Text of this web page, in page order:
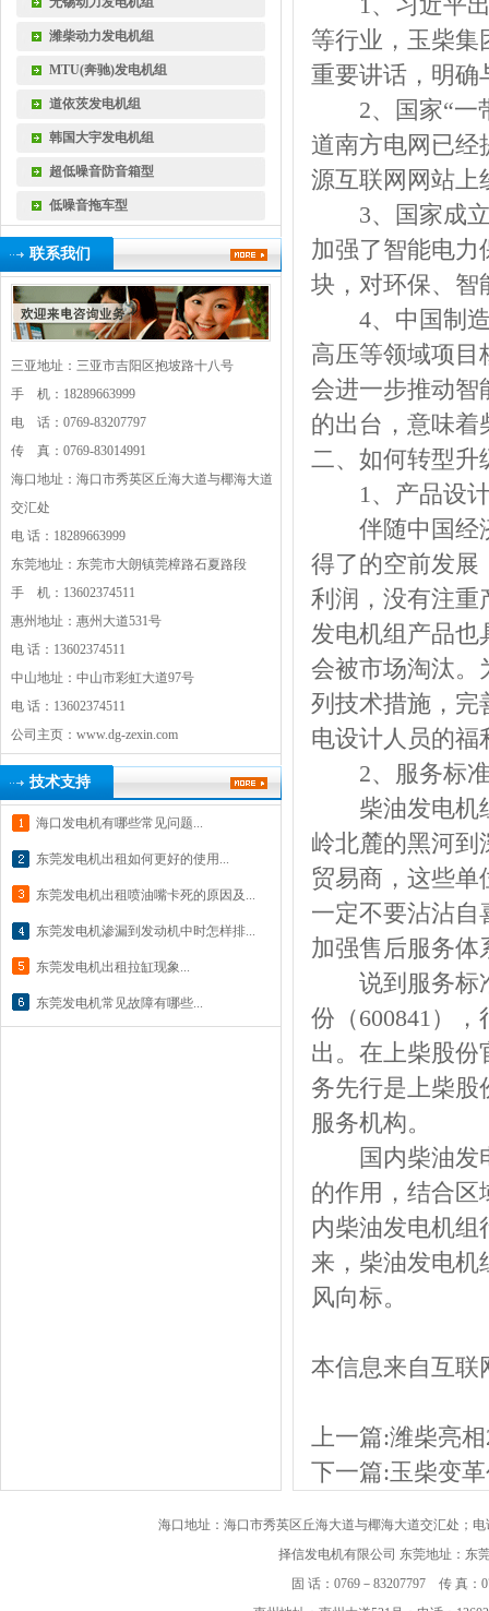
潍柴动力发电机组
MTU(奔驰)发电机组
道依茨发电机组
韩国大宇发电机组
超低噪音防音箱型
低噪音拖车型
联系我们
三亚地址：三亚市吉阳区抱坡路十八号
手 机：18289663999
电 话：0769-83207797
传 真：0769-83014991
海口地址：海口市秀英区丘海大道与椰海大道
交汇处
电 话：18289663999
东莞地址：东莞市大朗镇莞樟路石夏路段
手 机：13602374511
惠州地址：惠州大道531号
电 话：13602374511
中山地址：中山市彩虹大道97号
电 话：13602374511
公司主页： www.dg-zexin.com
技术支持
海口发电机有哪些常见问题...
东莞发电机出租如何更好的使用...
东莞发电机出租喷油嘴卡死的原因及...
东莞发电机渗漏到发动机中时怎样排...
东莞发电机出租拉缸现象...
东莞发电机常见故障有哪些...
等行业，玉柴集
重要讲话，明确
2、国家“一带
道南方电网已经
源互联网网站上
3、国家成立
加强了智能电力
块，对环保、智
4、中国制造
高压等领域项目
会进一步推动智
的出台，意味着
二、如何转型升
1、产品设
伴随中国经济
得了的空前发展
利润，没有注重
发电机组产品也
会被市场淘汰。
列技术措施，完
电设计人员的福
2、服务标
柴油发电机组
岭北麓的黑河到
贸易商，这些单
一定不要沾沾自
加强售后服务体
说到服务标准
份（600841）
出。在上柴股份
务先行是上柴股
服务机构。
国内柴油发电
的作用，结合区
内柴油发电机
来，柴油发电机
风向标。
本信息来自互联
上一篇:潍柴亮
下一篇:玉柴变
海口地址：海口市秀英区丘海大道与椰海大道交汇处；
择信发电机有限公司 东莞地址：东
固 话：0769－83207797 传 真：